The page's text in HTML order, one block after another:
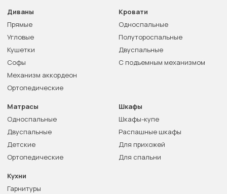
Диваны
Прямые
Угловые
Кушетки
Софы
Механизм аккордеон
Ортопедические
Кровати
Односпальные
Полутороспальные
Двуспальные
С подъемным механизмом
Матрасы
Односпальные
Двуспальные
Детские
Ортопедические
Шкафы
Шкафы-купе
Распашные шкафы
Для прихожей
Для спальни
Кухни
Гарнитуры